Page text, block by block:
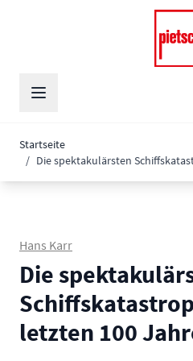
Startseite
/ Die spektakulärsten
Hans Karr
Die
letzten 100